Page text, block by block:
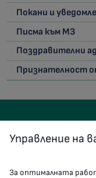
Покани и
Писма към МЗ
Поздравителни
Признателност
Управление на
За оптималната